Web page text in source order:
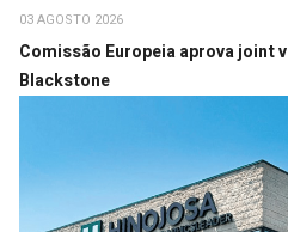
03 AGOSTO 2026
Comissão Europeia aprova joint
Blackstone